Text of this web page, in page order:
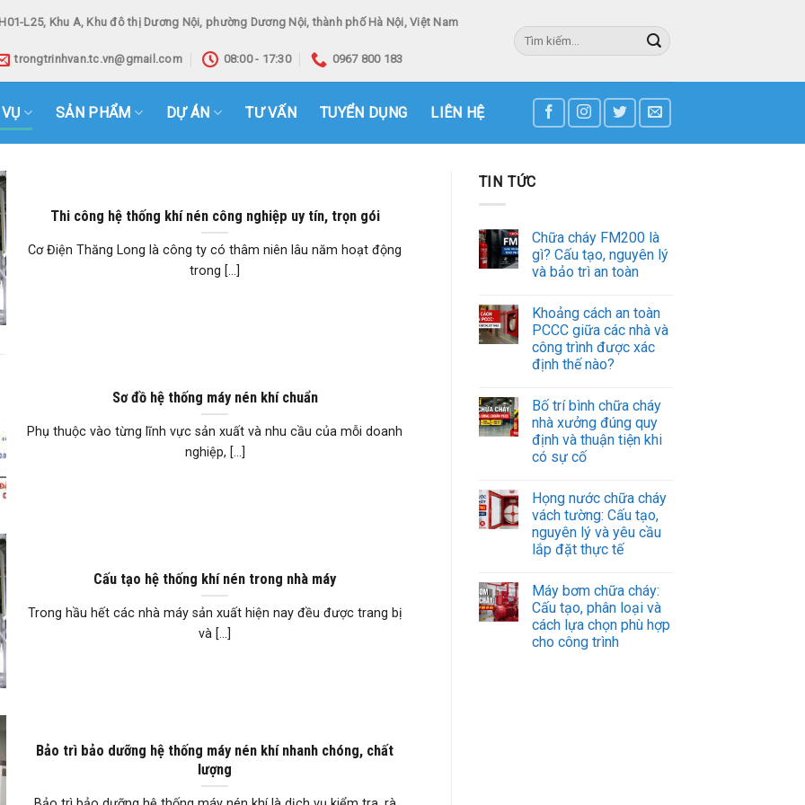
H01-L25, Khu A, Khu đô thị Dương Nội, phường Dương Nội, thành phố Hà Nội, Việt Nam
trongtrinhvan.tc.vn@gmail.com 08:00 - 17:30 0967 800 183
Tìm
kiếm:
SẢN PHẨM DỰ ÁN TƯ VẤN TUYỂN DỤNG LIÊN HỆ
Thi công hệ thống khí nén công nghiệp uy tín, trọn gói
Cơ Điện Thăng Long là công ty có thâm niên lâu năm hoạt động
trong [...]
Sơ đồ hệ thống máy nén khí chuẩn
Phụ thuộc vào từng lĩnh vực sản xuất và nhu cầu của mỗi doanh
nghiệp, [...]
Cấu tạo hệ thống khí nén trong nhà máy
Trong hầu hết các nhà máy sản xuất hiện nay đều được trang bị
và [...]
Bảo trì bảo dưỡng hệ thống máy nén khí nhanh chóng, chất
lượng
TIN TỨC
Chữa cháy FM200 là
gì? Cấu tạo, nguyên lý
và bảo trì an toàn
Khoảng cách an toàn
PCCC giữa các nhà và
công trình được xác
định thế nào?
Bố trí bình chữa cháy
nhà xưởng đúng quy
định và thuận tiện khi
có sự cố
Họng nước chữa cháy
vách tường: Cấu tạo,
nguyên lý và yêu cầu
lắp đặt thực tế
Máy bơm chữa cháy:
Cấu tạo, phân loại và
cách lựa chọn phù hợp
cho công trình